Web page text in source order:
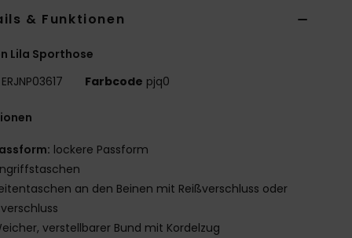
& Funktionen
Lila Sporthose
ERJNP03617 Farbcode pjq0
lockere Passform
an den Beinen mit Reißverschluss oder
verstellbarer Bund mit Kordelzug